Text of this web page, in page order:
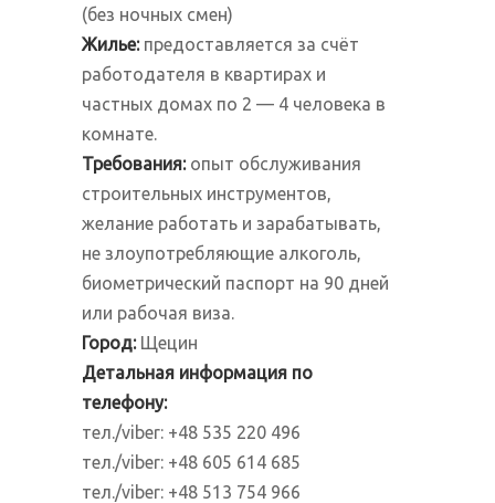
(без ночных смен)
Жилье:предоставляется за счёт
работодателя в квартирах и
частных домах по 2 — 4 человека в
комнате.
Требования:опыт обслуживания
строительных инструментов,
желание работать и зарабатывать,
не злоупотребляющие алкоголь,
биометрический паспорт на 90 дней
или рабочая виза.
Город:Щецин
Детальная информация по
телефону:
тел./viber: +48 535 220 496
тел./viber: +48 605 614 685
тел./viber: +48 513 754 966